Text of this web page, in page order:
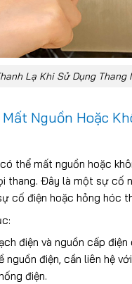
Lạ Khi Sử Dụng Thang
Nguồn Hoặc
thể mất nguồn hoặc
thang. Đây là một sự cố
cố điện hoặc hỏng hóc
điện và nguồn cấp điện
nguồn điện, cần liên hệ
điện.